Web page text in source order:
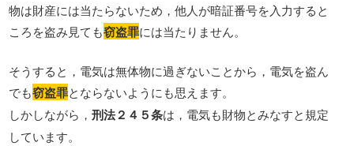
物は財産には当たらないため，他人が暗証番号を入力すると
ころを盗み見ても窃盗罪には当たりません。
そうすると，電気は無体物に過ぎないことから，電気を盗ん
でも窃盗罪とならないようにも思えます。
しかしながら，刑法２４５条は，電気も財物とみなすと規定
しています。